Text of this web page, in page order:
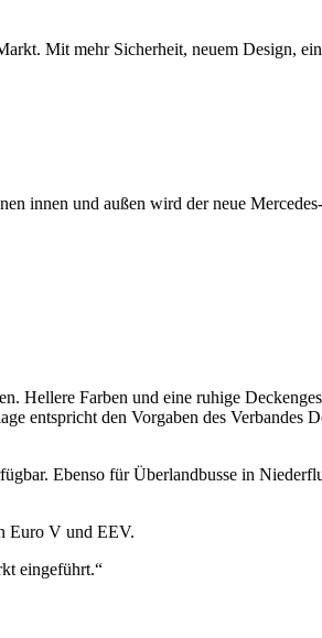
Mit mehr Sicherheit, neuem Design,
innen und außen wird der neue
Hellere Farben und eine ruhige
entspricht den Vorgaben des Verbandes
Ebenso für Überlandbusse in
Euro V und EEV.
eingeführt.“